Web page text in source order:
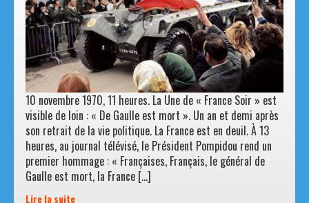
10 novembre 1970, 11 heures. La Une de « France Soir » est
visible de loin : « De Gaulle est mort ». Un an et demi après
son retrait de la vie politique. La France est en deuil. À 13
heures, au journal télévisé, le Président Pompidou rend un
premier hommage : « Françaises, Français, le général de